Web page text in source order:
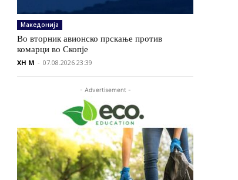
Македонија
Во вторник авионско прскање против
комарци во Скопје
XH M - 07.08.2026 23:39
- Advertisement -